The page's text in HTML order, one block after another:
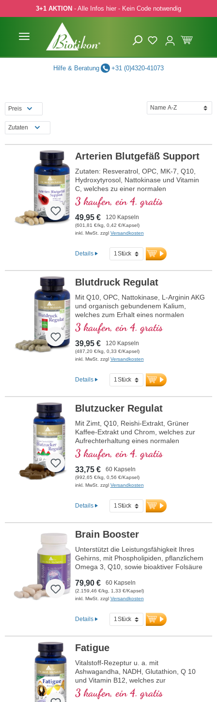
Hauptinhalt springen
Zur Suche springen
Zur Hauptnavigation springen
3+1 AKTION - Alle Infos hier - Kein Code notwendig
Hilfe & Beratung +31 (0)4320-41073
Preis
Zutaten
Arterien Blutgefäß Support
Zutaten: Resveratrol, OPC, MK-7, Q10,
Hydroxytyrosol, Nattokinase und Vitamin
C, welches zu einer normalen
Kollagenbildung für eine normale Funktion
der Blutgefäße beiträgt. Die B-Vitamine
liegen in bioaktiver Form vor.
3 kaufen, ein 4. gratis
49,95 € 120 Kapseln
(601,81 €/kg, 0,42 €/Kapsel)
inkl. MwSt. zzgl Versandkosten
Details
Blutdruck Regulat
Mit Q10, OPC, Nattokinase, L-Arginin AKG
und organisch gebundenem Kalium,
welches zum Erhalt eines normalen
Blutdrucks beiträgt.
3 kaufen, ein 4. gratis
39,95 € 120 Kapseln
(487,20 €/kg, 0,33 €/Kapsel)
inkl. MwSt. zzgl Versandkosten
Details
Blutzucker Regulat
Mit Zimt, Q10, Reishi-Extrakt, Grüner
Kaffee-Extrakt und Chrom, welches zur
Aufrechterhaltung eines normalen
Blutzuckerspiegels beiträgt.
3 kaufen, ein 4. gratis
33,75 € 60 Kapseln
(992,65 €/kg, 0,56 €/Kapsel)
inkl. MwSt. zzgl Versandkosten
Details
Brain Booster
Unterstützt die Leistungsfähigkeit Ihres
Gehirns, mit Phospholipiden, pflanzlichem
Omega 3, Q10, sowie bioaktiver Folsäure
79,90 € 60 Kapseln
(2.159,46 €/kg, 1,33 €/Kapsel)
inkl. MwSt. zzgl Versandkosten
Details
Fatigue
Vitalstoff-Rezeptur u. a. mit
Ashwagandha, NADH, Glutathion, Q 10
und Vitamin B12, welches zur
Verringerung von Müdigkeit und
Ermüdung beiträgt.
3 kaufen, ein 4. gratis